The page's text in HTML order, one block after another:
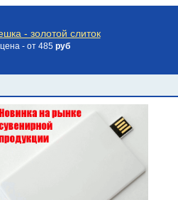
- золотой слиток
- от 485 руб